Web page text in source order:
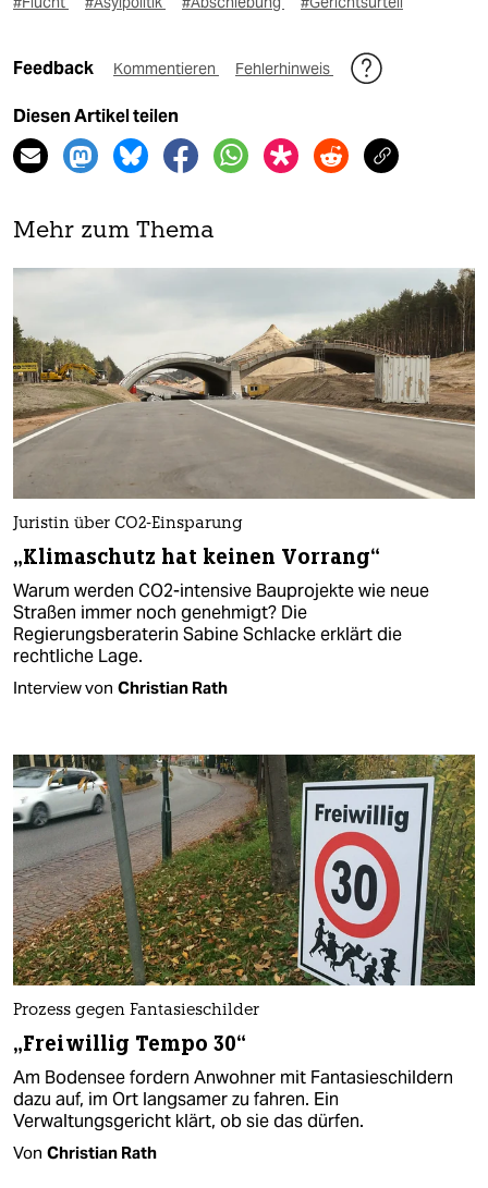
Feedback Kommentieren Fehlerhinweis
Diesen Artikel teilen
Mehr zum Thema
Juristin über CO2-Einsparung
„Klimaschutz hat keinen Vorrang“
Warum werden CO2-intensive Bauprojekte wie neue
Straßen immer noch genehmigt? Die
Regierungsberaterin Sabine Schlacke erklärt die
rechtliche Lage.
Interview von Christian Rath
Prozess gegen Fantasieschilder
„Freiwillig Tempo 30“
Am Bodensee fordern Anwohner mit Fantasieschildern
dazu auf, im Ort langsamer zu fahren. Ein
Verwaltungsgericht klärt, ob sie das dürfen.
Von Christian Rath